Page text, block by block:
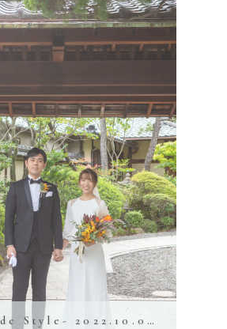
Style- 2022.10.08 蘇州園